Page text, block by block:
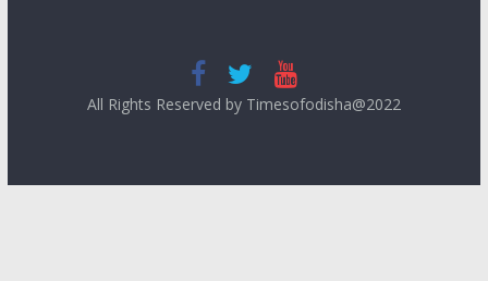
All Rights Reserved by Timesofodisha@2022